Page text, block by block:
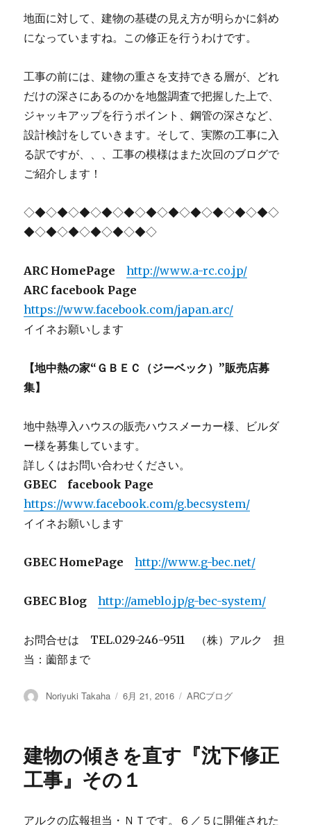
地面に対して、建物の基礎の見え方が明らかに斜め
になっていますね。この修正を行うわけです。
工事の前には、建物の重さを支持できる層が、どれ
だけの深さにあるのかを地盤調査で把握した上で、
ジャッキアップを行うポイント、鋼管の深さなど、
設計検討をしていきます。そして、実際の工事に入
る訳ですが、、、工事の模様はまた次回のブログで
ご紹介します！
◇◆◇◆◇◆◇◆◇◆◇◆◇◆◇◆◇◆◇◆◇◆◇
◆◇◆◇◆◇◆◇◆◇◆◇
ARC HomePage
http://www.a-rc.co.jp/
ARC facebook Page
https://www.facebook.com/japan.arc/
イイネお願いします
【地中熱の家“ＧＢＥＣ（ジーベック）”販売店募
集】
地中熱導入ハウスの販売ハウスメーカー様、ビルダ
ー様を募集しています。
詳しくはお問い合わせください。
GBEC facebook Page
https://www.facebook.com/g.becsystem/
イイネお願いします
GBEC HomePagehttp://www.g-bec.net/
GBEC Bloghttp://ameblo.jp/g-bec-system/
お問合せは TEL.029-246-9511 （株）アルク 担
当：薗部まで
投
Noriyuki Takaha
投
6月 21, 2016
カ
ー
ARCブログ
建物の傾きを直す『沈下修正
工事』その１
アルクの広報担当・ＮＴです。６／５に開催された